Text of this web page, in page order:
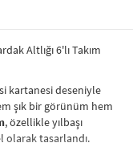
Altlığı 6'lı Takım
kartanesi deseniyle
şık bir görünüm hem
, özellikle yılbaşı
olarak tasarlandı.